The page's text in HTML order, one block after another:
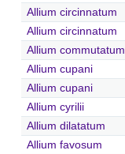
Allium circinnatum
Allium circinnatum
Allium commutatum
Allium cupani
Allium cupani
Allium cyrilii
Allium dilatatum
Allium favosum